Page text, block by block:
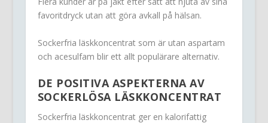
favoritdryck utan att göra avkall på hälsan.
Sockerfria läskkoncentrat som är utan aspartam
och acesulfam blir ett allt populärare alternativ.
DE POSITIVA ASPEKTERNA AV
SOCKERLÖSA LÄSKKONCENTRAT
Sockerfria läskkoncentrat ger en kalorifattig